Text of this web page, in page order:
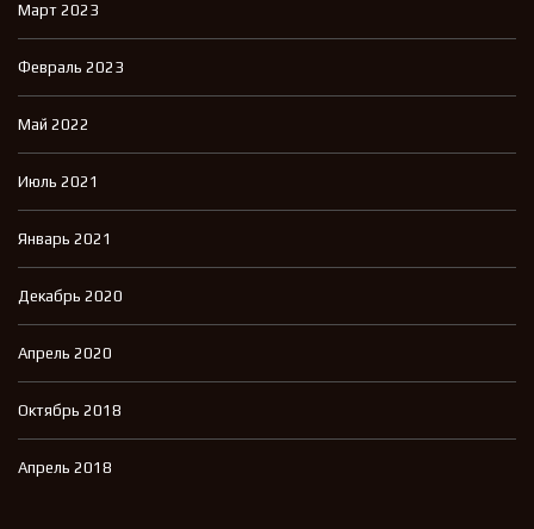
Март 2023
Февраль 2023
Май 2022
Июль 2021
Январь 2021
Декабрь 2020
Апрель 2020
Октябрь 2018
Апрель 2018